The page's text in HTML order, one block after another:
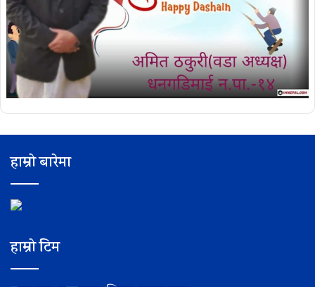
हाम्रो बारेमा
हाम्रो टिम